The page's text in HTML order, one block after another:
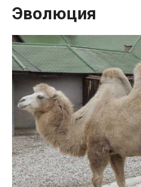
Эволюция